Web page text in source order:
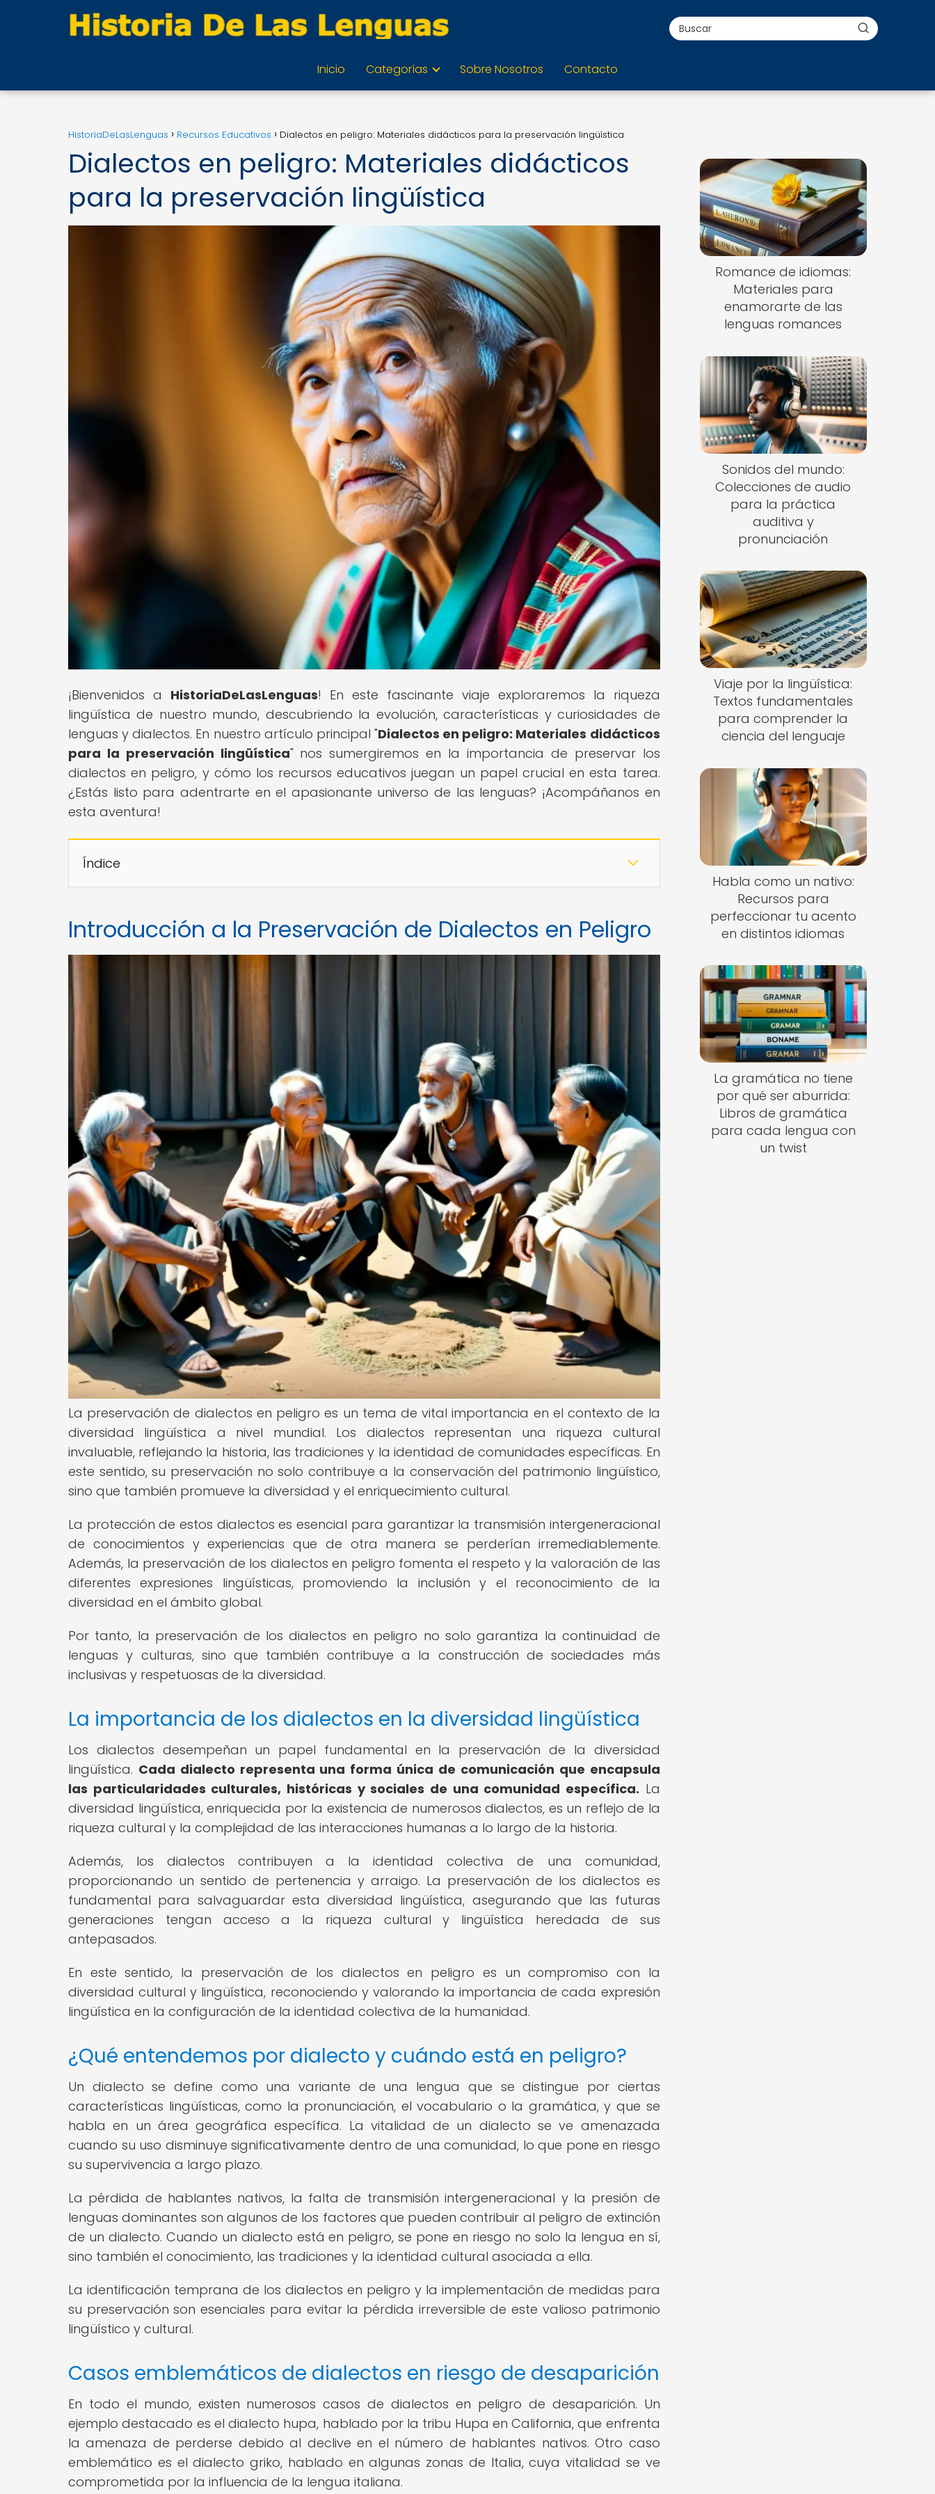
Inicio Categorías Sobre Nosotros Contacto
HistoriaDeLasLenguas Recursos Educativos Dialectos en peligro: Materiales didácticos para la preservación lingüística
Dialectos en peligro: Materiales didácticos
para la preservación lingüística
¡Bienvenidos a HistoriaDeLasLenguas! En este fascinante viaje exploraremos la riqueza
lingüística de nuestro mundo, descubriendo la evolución, características y curiosidades de
lenguas y dialectos. En nuestro artículo principal "Dialectos en peligro: Materiales didácticos
para la preservación lingüística" nos sumergiremos en la importancia de preservar los
dialectos en peligro, y cómo los recursos educativos juegan un papel crucial en esta tarea.
¿Estás listo para adentrarte en el apasionante universo de las lenguas? ¡Acompáñanos en
esta aventura!
Índice
Introducción a la Preservación de Dialectos en Peligro
La preservación de dialectos en peligro es un tema de vital importancia en el contexto de la
diversidad lingüística a nivel mundial. Los dialectos representan una riqueza cultural
invaluable, reflejando la historia, las tradiciones y la identidad de comunidades específicas. En
este sentido, su preservación no solo contribuye a la conservación del patrimonio lingüístico,
sino que también promueve la diversidad y el enriquecimiento cultural.
La protección de estos dialectos es esencial para garantizar la transmisión intergeneracional
de conocimientos y experiencias que de otra manera se perderían irremediablemente.
Además, la preservación de los dialectos en peligro fomenta el respeto y la valoración de las
diferentes expresiones lingüísticas, promoviendo la inclusión y el reconocimiento de la
diversidad en el ámbito global.
Por tanto, la preservación de los dialectos en peligro no solo garantiza la continuidad de
lenguas y culturas, sino que también contribuye a la construcción de sociedades más
inclusivas y respetuosas de la diversidad.
La importancia de los dialectos en la diversidad lingüística
Los dialectos desempeñan un papel fundamental en la preservación de la diversidad
lingüística. Cada dialecto representa una forma única de comunicación que encapsula
las particularidades culturales, históricas y sociales de una comunidad específica. La
diversidad lingüística, enriquecida por la existencia de numerosos dialectos, es un reflejo de la
riqueza cultural y la complejidad de las interacciones humanas a lo largo de la historia.
Además, los dialectos contribuyen a la identidad colectiva de una comunidad,
proporcionando un sentido de pertenencia y arraigo. La preservación de los dialectos es
fundamental para salvaguardar esta diversidad lingüística, asegurando que las futuras
generaciones tengan acceso a la riqueza cultural y lingüística heredada de sus
antepasados.
En este sentido, la preservación de los dialectos en peligro es un compromiso con la
diversidad cultural y lingüística, reconociendo y valorando la importancia de cada expresión
lingüística en la configuración de la identidad colectiva de la humanidad.
¿Qué entendemos por dialecto y cuándo está en peligro?
Un dialecto se define como una variante de una lengua que se distingue por ciertas
características lingüísticas, como la pronunciación, el vocabulario o la gramática, y que se
habla en un área geográfica específica. La vitalidad de un dialecto se ve amenazada
cuando su uso disminuye significativamente dentro de una comunidad, lo que pone en riesgo
su supervivencia a largo plazo.
La pérdida de hablantes nativos, la falta de transmisión intergeneracional y la presión de
lenguas dominantes son algunos de los factores que pueden contribuir al peligro de extinción
de un dialecto. Cuando un dialecto está en peligro, se pone en riesgo no solo la lengua en sí,
sino también el conocimiento, las tradiciones y la identidad cultural asociada a ella.
La identificación temprana de los dialectos en peligro y la implementación de medidas para
su preservación son esenciales para evitar la pérdida irreversible de este valioso patrimonio
lingüístico y cultural.
Casos emblemáticos de dialectos en riesgo de desaparición
En todo el mundo, existen numerosos casos de dialectos en peligro de desaparición. Un
ejemplo destacado es el dialecto hupa, hablado por la tribu Hupa en California, que enfrenta
la amenaza de perderse debido al declive en el número de hablantes nativos. Otro caso
emblemático es el dialecto griko, hablado en algunas zonas de Italia, cuya vitalidad se ve
comprometida por la influencia de la lengua italiana.
Romance de idiomas:
Materiales para
enamorarte de las
lenguas romances
Sonidos del mundo:
Colecciones de audio
para la práctica
auditiva y
pronunciación
Viaje por la lingüística:
Textos fundamentales
para comprender la
ciencia del lenguaje
Habla como un nativo:
Recursos para
perfeccionar tu acento
en distintos idiomas
La gramática no tiene
por qué ser aburrida:
Libros de gramática
para cada lengua con
un twist